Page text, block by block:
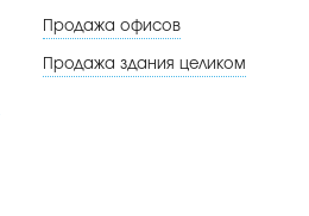
Продажа офисов
Продажа здания целиком